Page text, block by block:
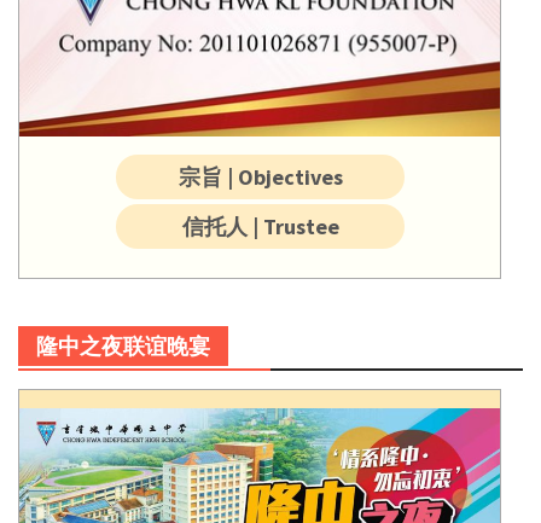
宗旨 | Objectives
信托人 | Trustee
隆中之夜联谊晚宴